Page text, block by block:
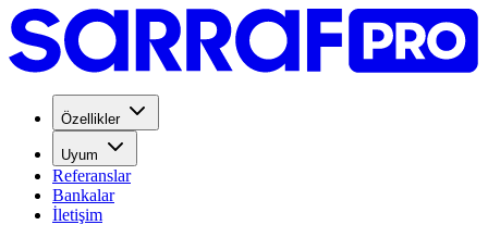
Özellikler
Uyum
Referanslar
Bankalar
İletişim